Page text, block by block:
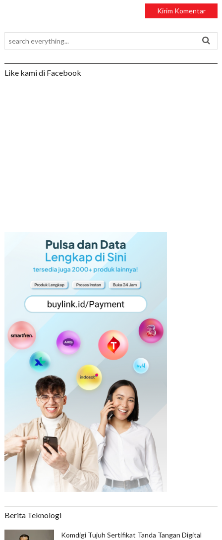
Like kami di Facebook
Berita Teknologi
Komdigi Tujuh Sertifikat Tanda Tangan Digital